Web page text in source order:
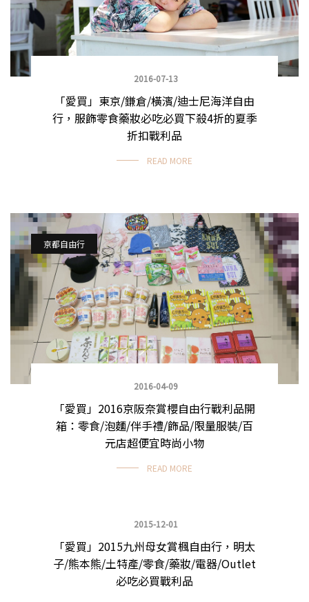
2016-07-13
「愛買」東京/鎌倉/橫濱/迪士尼海洋自由
行，服飾零食藥妝必吃必買下殺4折的夏季
折扣戰利品
READ MORE
京都自由行
2016-04-09
「愛買」2016京阪奈賞櫻自由行戰利品開
箱：零食/泡麵/伴手禮/飾品/限量服裝/百
元店超便宜時尚小物
READ MORE
九州自由行
2015-12-01
「愛買」2015九州母女賞楓自由行，明太
子/熊本熊/土特產/零食/藥妝/電器/Outlet
必吃必買戰利品